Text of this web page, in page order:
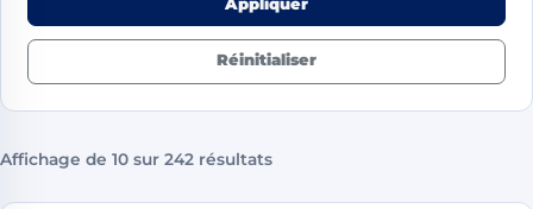
Réinitialiser
Affichage de 10 sur 242 résultats